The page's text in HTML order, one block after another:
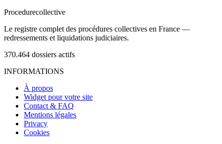
Procedurecollective
Le registre complet des procédures collectives en France —
redressements et liquidations judiciaires.
370.464 dossiers actifs
INFORMATIONS
À propos
Widget pour votre site
Contact & FAQ
Mentions légales
Privacy
Cookies